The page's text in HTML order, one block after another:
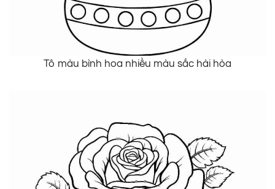
Tô màu bình hoa nhiều màu sắc hài hòa